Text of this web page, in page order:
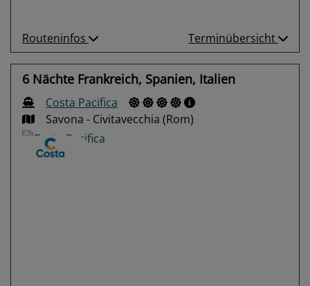
Routeninfos Terminübersicht
6 Nächte Frankreich, Spanien, Italien
Costa Pacifica
Savona - Civitavecchia (Rom)